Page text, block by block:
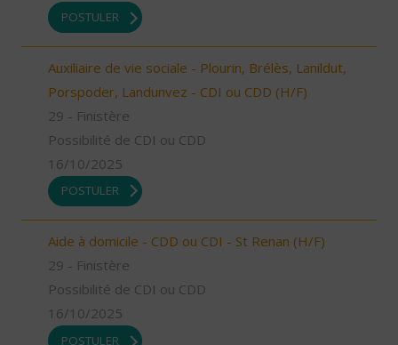
POSTULER
Auxiliaire de vie sociale - Plourin, Brélès, Lanildut,
Porspoder, Landunvez - CDI ou CDD (H/F)
29 - Finistère
Possibilité de CDI ou CDD
16/10/2025
POSTULER
Aide à domicile - CDD ou CDI - St Renan (H/F)
29 - Finistère
Possibilité de CDI ou CDD
16/10/2025
POSTULER